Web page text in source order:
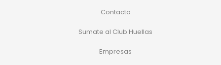
Contacto
Sumate al Club Huellas
Empresas